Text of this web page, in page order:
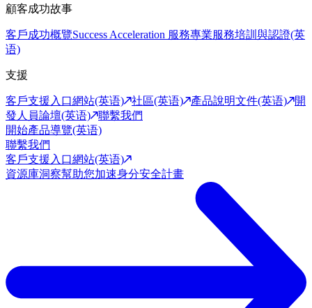
顧客成功故事
客戶成功概覽Success Acceleration 服務專業服務培訓與認證(英
语)
支援
客戶支援入口網站(英语) 社區(英语) 產品說明文件(英语)
開
發人員論壇(英语)
聯繫我們
開始產品導覽(英语)
聯繫我們
客戶支援入口網站(英语)
資源庫洞察幫助您加速身分安全計畫